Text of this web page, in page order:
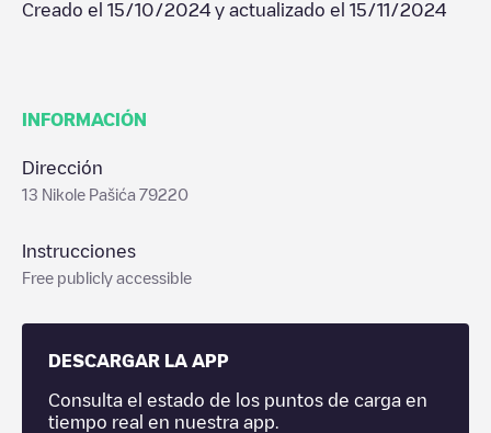
Creado el 15/10/2024 y actualizado el 15/11/2024
INFORMACIÓN
Dirección
13 Nikole Pašića 79220
Instrucciones
Free publicly accessible
DESCARGAR LA APP
Consulta el estado de los puntos de carga en
tiempo real en nuestra app.